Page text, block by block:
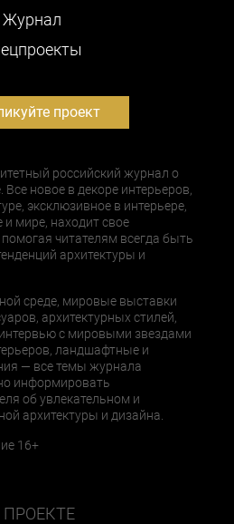
Журнал
проект
российский журнал о
Все новое в декоре интерьеров,
эксклюзивное в интерьере,
и мире, находит свое
читателям всегда быть
архитектуры и
среде, мировые выставки
архитектурных стилей,
с мировыми звездами
ландшафтные и
— все темы журнала
информировать
об увлекательном и
архитектуры и дизайна.
16+
ПРОЕКТЕ